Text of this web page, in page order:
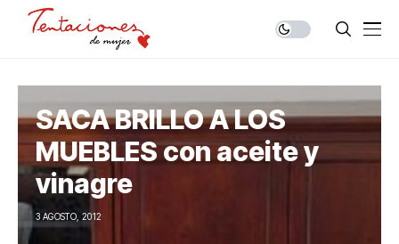
SACA BRILLO A LOS
MUEBLES con aceite y
vinagre
3 AGOSTO, 2012